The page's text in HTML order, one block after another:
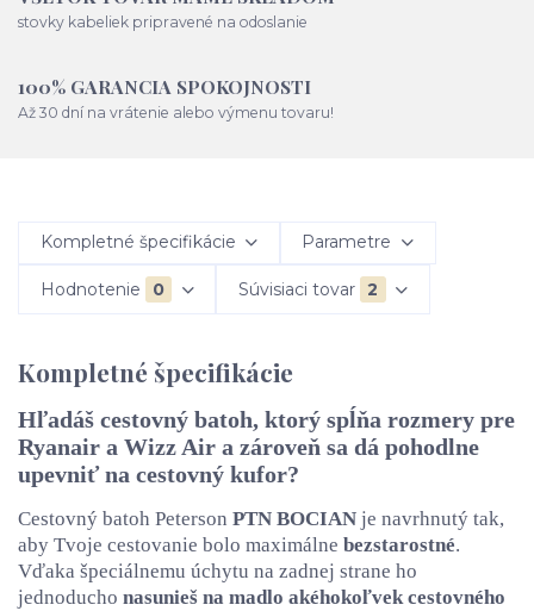
stovky kabeliek pripravené na odoslanie
100% GARANCIA SPOKOJNOSTI
Až 30 dní na vrátenie alebo výmenu tovaru!
Kompletné špecifikácie Parametre
Hodnotenie 0 Súvisiaci tovar 2
Kompletné špecifikácie
Hľadáš cestovný batoh, ktorý spĺňa rozmery pre
Ryanair a Wizz Air a zároveň sa dá pohodlne
upevniť na cestovný kufor?
Cestovný batoh Peterson PTN BOCIAN je navrhnutý tak,
aby Tvoje cestovanie bolo maximálne bezstarostné.
Vďaka špeciálnemu úchytu na zadnej strane ho
jednoducho nasunieš na madlo akéhokoľvek cestovného